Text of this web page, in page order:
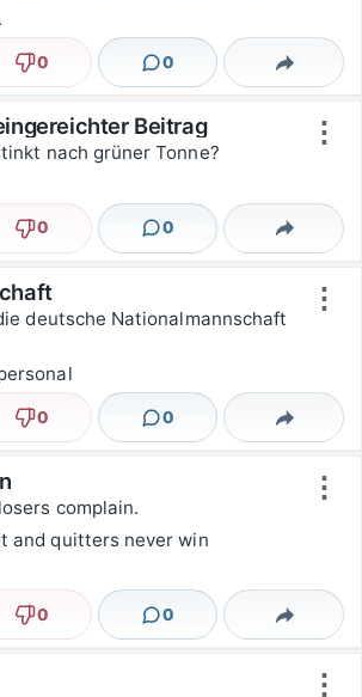
Nicht lustig
0 0
Kommentare Teilen
⋮
Beitrag
nach grüner Tonne?
Nicht lustig
0 0
Kommentare Teilen
⋮
deutsche Nationalmannschaft
Nicht lustig
0 0
Kommentare Teilen
⋮
complain.
and quitters never win
Nicht lustig
0 0
Kommentare Teilen
⋮